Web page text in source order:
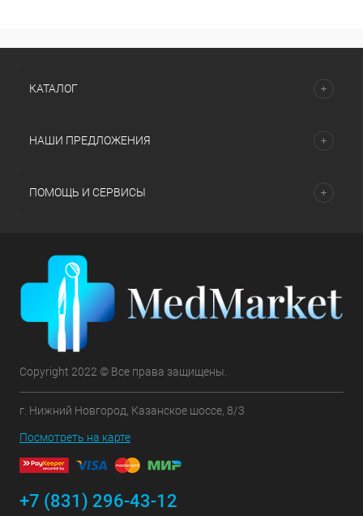
КАТАЛОГ
НАШИ ПРЕДЛОЖЕНИЯ
ПОМОЩЬ И СЕРВИСЫ
Copyright 2022 © Все права защищены.
г. Нижний Новгород, Казанское шоссе, 8/3
Посмотреть на карте
+7 (831) 296-43-12